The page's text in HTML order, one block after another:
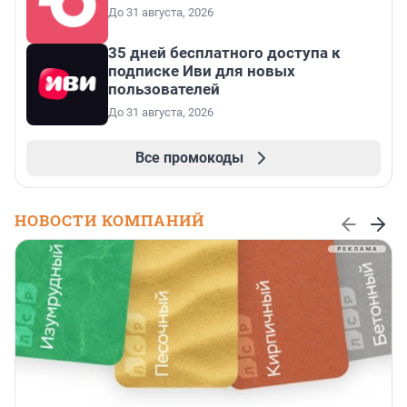
До 31 августа, 2026
35 дней бесплатного доступа к
подписке Иви для новых
пользователей
До 31 августа, 2026
Все промокоды
НОВОСТИ КОМПАНИЙ